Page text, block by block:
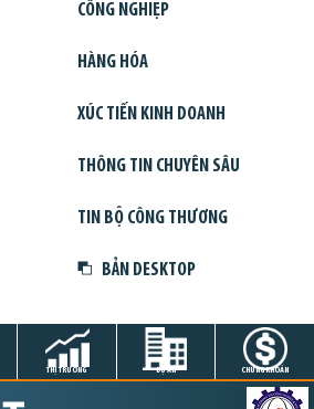
CÔNG NGHIỆP
HÀNG HÓA
XÚC TIẾN KINH DOANH
THÔNG TIN CHUYÊN SÂU
TIN BỘ CÔNG THƯƠNG
BẢN DESKTOP
THỊ TRƯỜNG DỰ ÁN CHỨNG KHOÁN